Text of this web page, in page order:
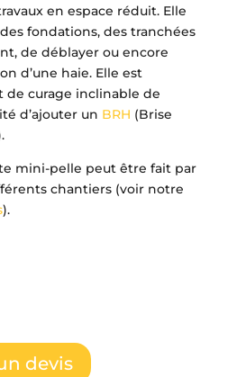
en espace réduit. Elle
fondations, des tranchées
de déblayer ou encore
d’une haie. Elle est
de curage inclinable de
d’ajouter un BRH (Brise
mini-pelle peut être fait par
chantiers (voir notre
).
devis